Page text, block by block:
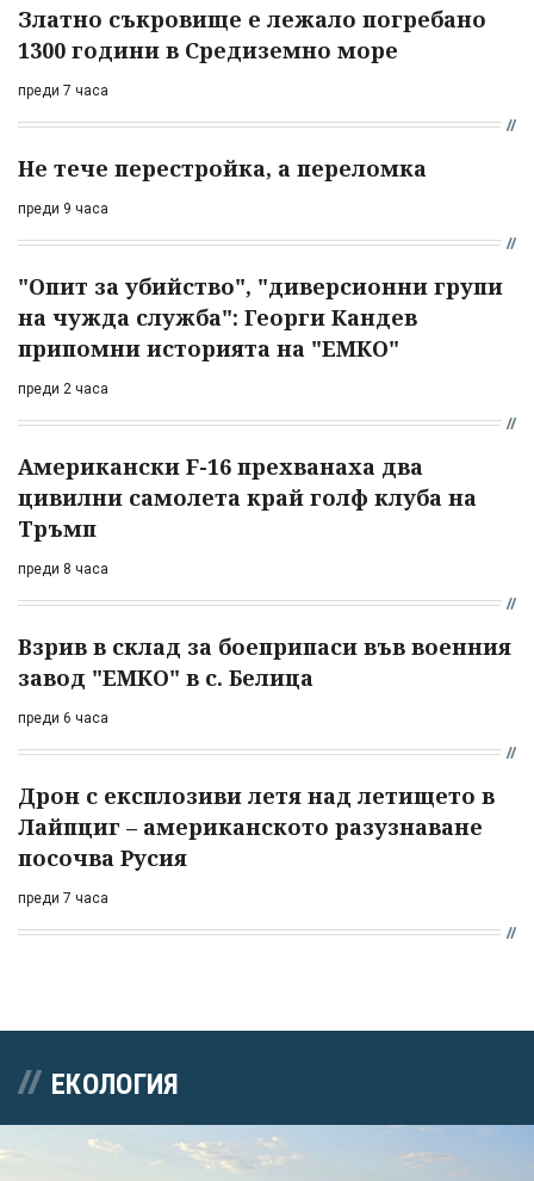
Златно съкровище е лежало погребано
1300 години в Средиземно море
преди 7 часа
Не тече перестройка, а переломка
преди 9 часа
"Опит за убийство", "диверсионни групи
на чужда служба": Георги Кандев
припомни историята на "ЕМКО"
преди 2 часа
Американски F-16 прехванаха два
цивилни самолета край голф клуба на
Тръмп
преди 8 часа
Взрив в склад за боеприпаси във военния
завод "ЕМКО" в с. Белица
преди 6 часа
Дрон с експлозиви летя над летището в
Лайпциг – американското разузнаване
посочва Русия
преди 7 часа
ЕКОЛОГИЯ